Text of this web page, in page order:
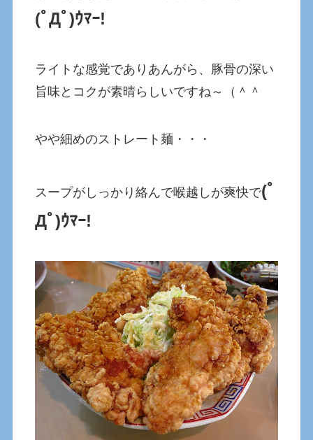
(ﾟДﾟ)ｳﾏｰ!
ライトな感覚でありあんがら、豚骨の深い
旨味とコクが素晴らしいですね～（＾＾
やや細めのストレート麺・・・
スープがしっかり絡んで喉越しが爽快で(ﾟ
Дﾟ)ｳﾏｰ!